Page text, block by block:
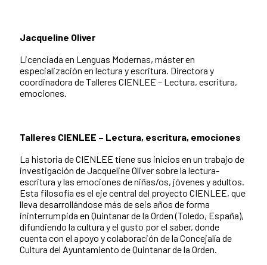
Jacqueline Oliver
Licenciada en Lenguas Modernas, máster en
especialización en lectura y escritura. Directora y
coordinadora de Talleres CIENLEE – Lectura, escritura,
emociones.
Talleres CIENLEE – Lectura, escritura, emociones
La historia de CIENLEE tiene sus inicios en un trabajo de
investigación de Jacqueline Oliver sobre la lectura-
escritura y las emociones de niñas/os, jóvenes y adultos.
Esta filosofía es el eje central del proyecto CIENLEE, que
lleva desarrollándose más de seis años de forma
ininterrumpida en Quintanar de la Orden (Toledo, España),
difundiendo la cultura y el gusto por el saber, donde
cuenta con el apoyo y colaboración de la Concejalía de
Cultura del Ayuntamiento de Quintanar de la Orden.